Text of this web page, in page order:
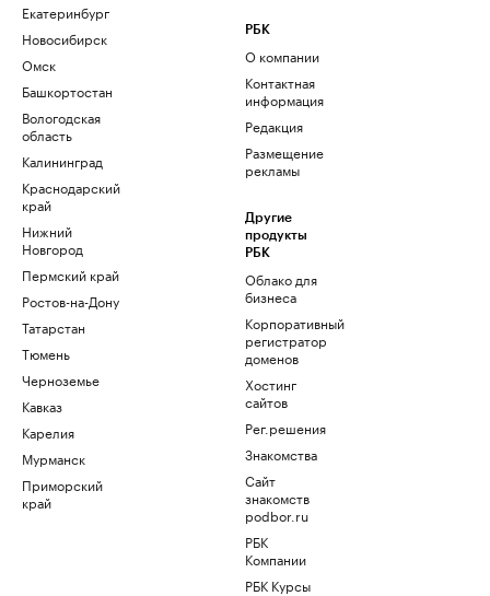
Екатеринбург
Новосибирск
Омск
Башкортостан
Вологодская
область
Калининград
Краснодарский
край
Нижний
Новгород
Пермский край
Ростов-на-Дону
Татарстан
Тюмень
Черноземье
Кавказ
Карелия
Мурманск
Приморский
край
РБК
О компании
Контактная
информация
Редакция
Размещение
рекламы
Другие
продукты
РБК
Облако для
бизнеса
Корпоративный
регистратор
доменов
Хостинг
сайтов
Рег.решения
Знакомства
Сайт
знакомств
podbor.ru
РБК
Компании
РБК Курсы